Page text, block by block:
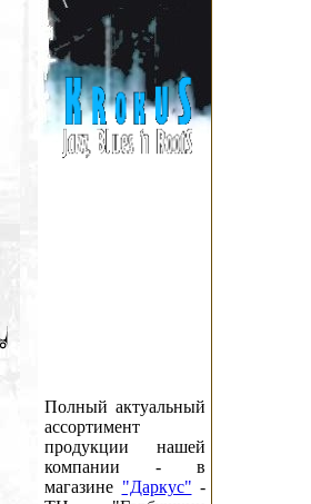
Полный актуальный
ассортимент
продукции нашей
компании - в
магазине "Даркус" -